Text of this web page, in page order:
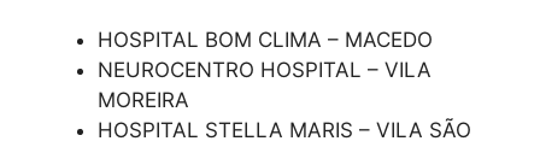
HOSPITAL BOM CLIMA – MACEDO
NEUROCENTRO HOSPITAL – VILA
MOREIRA
HOSPITAL STELLA MARIS – VILA SÃO